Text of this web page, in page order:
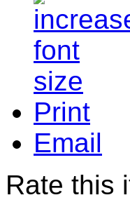
Print
Email
Rate this